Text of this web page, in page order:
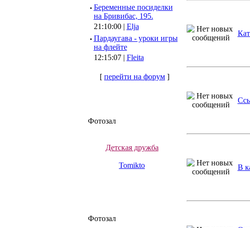
· Беременные посиделки
на Бривибас, 195.
21:10:00 | Elja
· Пардаугава - уроки игры
на флейте
12:15:07 | Fleita
[ перейти на форум ]
Фотозал
Детская дружба
Tomikto
Фотозал
В